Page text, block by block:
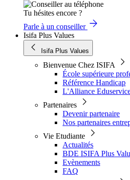
Tu hésites encore ?
Parle à un conseiller
Isifa Plus Values
Isifa Plus Values
Bienvenue Chez ISIFA
École supérieure
Référence Handicap
L'Alliance
Partenaires
Devenir partenaire
Nos partenaires
Vie Etudiante
Actualités
BDE ISIFA Plus
Evènements
FAQ